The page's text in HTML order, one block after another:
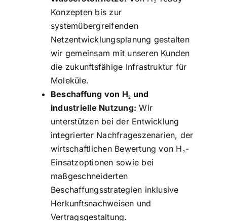
Konzepten bis zur
systemübergreifenden
Netzentwicklungsplanung gestalten
wir gemeinsam mit unseren Kunden
die zukunftsfähige Infrastruktur für
Moleküle.
Beschaffung von H₂ und
industrielle Nutzung: Wir
unterstützen bei der Entwicklung
integrierter Nachfrageszenarien, der
wirtschaftlichen Bewertung von H₂-
Einsatzoptionen sowie bei
maßgeschneiderten
Beschaffungsstrategien inklusive
Herkunftsnachweisen und
Vertragsgestaltung.